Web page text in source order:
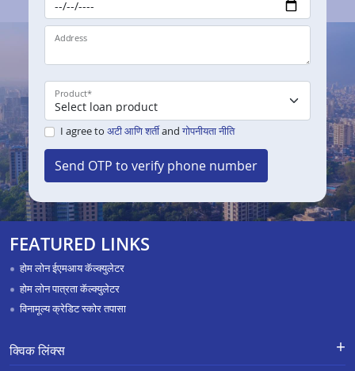
Address
Product*
I agree to अटी आणि शर्तीand गोपनीयता नीति
Send OTP to verify phone number
FEATURED LINKS
होम लोन ईएमआय कॅल्क्युलेटर
होम लोन पात्रता कॅल्क्युलेटर
विनामूल्य क्रेडिट स्कोर तपासा
क्विक लिंक्स